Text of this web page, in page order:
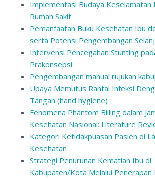
Implementasi Budaya Keselamatan
Rumah Sakit
Pemanfaatan Buku Kesehatan Ibu
serta Potensi Pengembangan
Intervensi Pencegahan Stunting
Prakonsepsi
Pengembangan manual rujukan
Upaya Memutus Rantai Infeksi
Tangan (hand hygiene)
Fenomena Phantom Billing dalam
Kesehatan Nasional: Literature
Kategori Ketidakpuasan Pasien di
Kesehatan
Strategi Penurunan Kematian Ibu di
Kabupaten/Kota Melalui Penerapan